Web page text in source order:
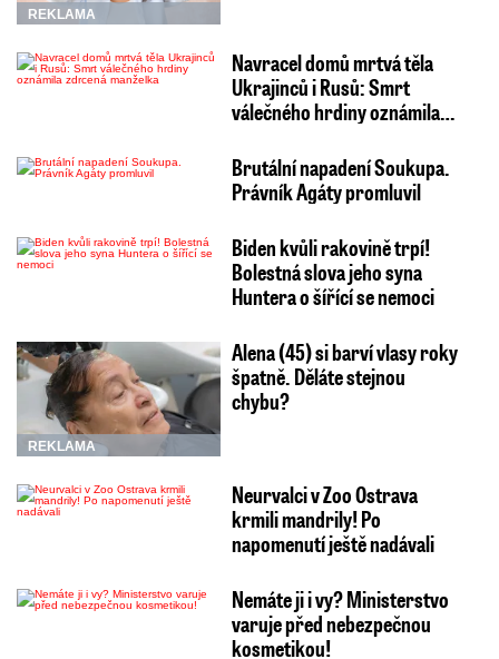
REKLAMA
Navracel domů mrtvá těla
Ukrajinců i Rusů: Smrt
válečného hrdiny oznámila…
Brutální napadení Soukupa.
Právník Agáty promluvil
Biden kvůli rakovině trpí!
Bolestná slova jeho syna
Huntera o šířící se nemoci
REKLAMA
Alena (45) si barví vlasy roky
špatně. Děláte stejnou
chybu?
Neurvalci v Zoo Ostrava
krmili mandrily! Po
napomenutí ještě nadávali
Nemáte ji i vy? Ministerstvo
varuje před nebezpečnou
kosmetikou!